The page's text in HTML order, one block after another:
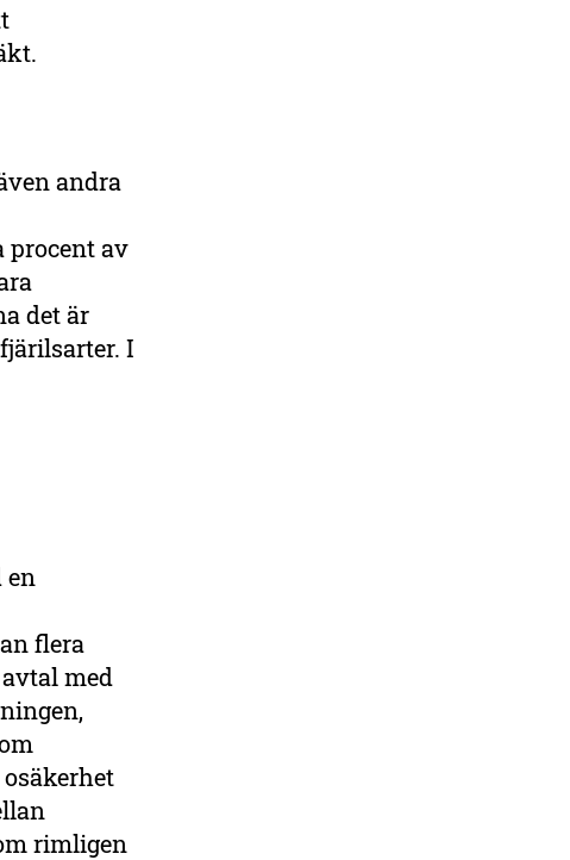
andra
procent av
det är
I
en
flera
med
osäkerhet
rimligen